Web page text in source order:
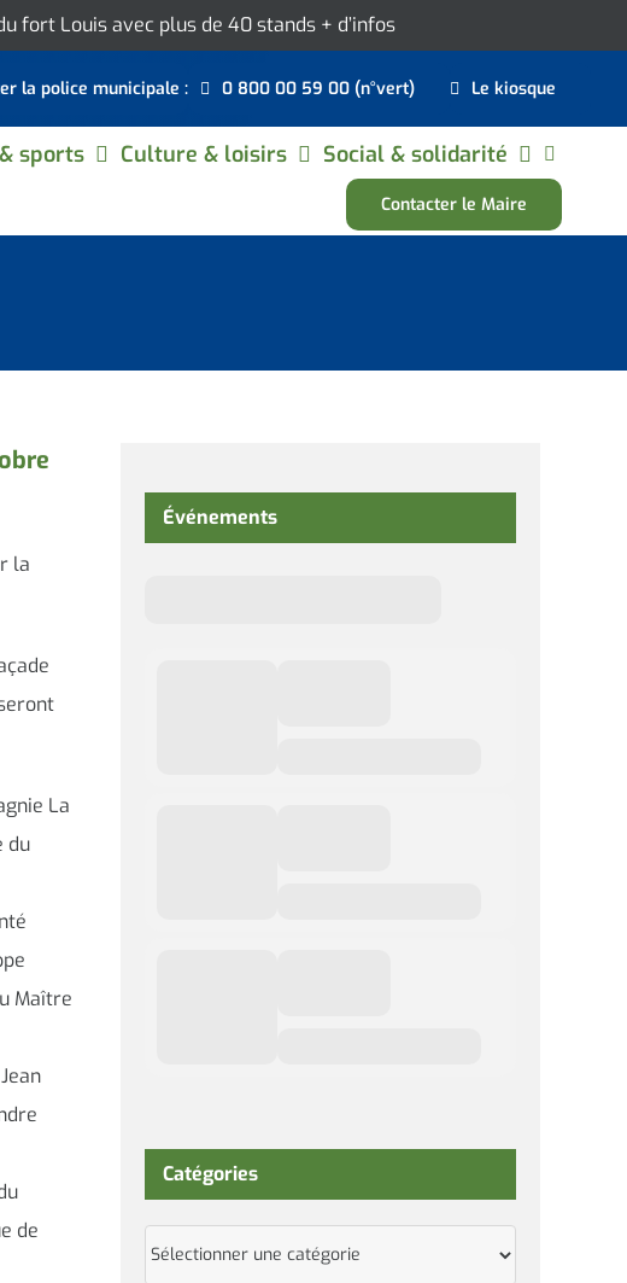
fort Louis avec plus de 40 stands + d’infos
la police municipale : 0 800 00 59 00 (n°vert) Le kiosque
sports Culture & loisirs Social & solidarité
Contacter le Maire
la
La
du
Maître
de
Événements
Catégories
Catégories